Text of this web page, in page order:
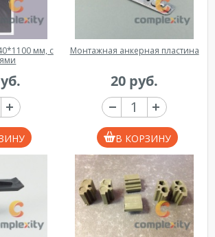
мм, с
Монтажная анкерная пластина
20 руб.
В КОРЗИНУ